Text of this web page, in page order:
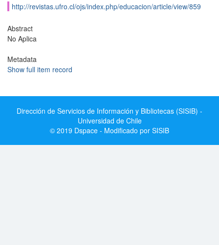
http://revistas.ufro.cl/ojs/index.php/educacion/article/view/859
Abstract
No Aplica
Metadata
Show full item record
Dirección de Servicios de Información y Bibliotecas (SISIB) -
Universidad de Chile
© 2019 Dspace - Modificado por SISIB